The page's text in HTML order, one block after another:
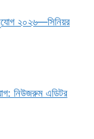
২০২৬—সিনিয়র
নিউজরুম এডিটর